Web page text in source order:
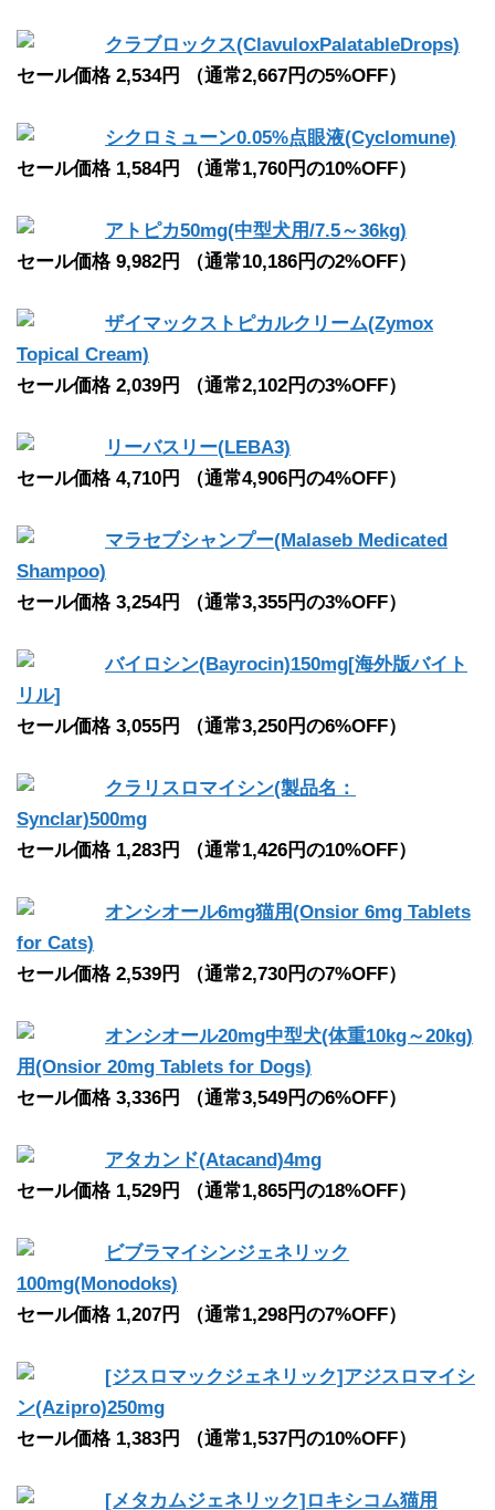
クラブロックス(ClavuloxPalatableDrops)
セール価格 2,534円 （通常2,667円の5%OFF）
シクロミューン0.05%点眼液(Cyclomune)
セール価格 1,584円 （通常1,760円の10%OFF）
アトピカ50mg(中型犬用/7.5～36kg)
セール価格 9,982円 （通常10,186円の2%OFF）
ザイマックストピカルクリーム(Zymox
Topical Cream)
セール価格 2,039円 （通常2,102円の3%OFF）
リーバスリー(LEBA3)
セール価格 4,710円 （通常4,906円の4%OFF）
マラセブシャンプー(Malaseb Medicated
Shampoo)
セール価格 3,254円 （通常3,355円の3%OFF）
バイロシン(Bayrocin)150mg[海外版バイト
リル]
セール価格 3,055円 （通常3,250円の6%OFF）
クラリスロマイシン(製品名：
Synclar)500mg
セール価格 1,283円 （通常1,426円の10%OFF）
オンシオール6mg猫用(Onsior 6mg Tablets
for Cats)
セール価格 2,539円 （通常2,730円の7%OFF）
オンシオール20mg中型犬(体重10kg～20kg)
用(Onsior 20mg Tablets for Dogs)
セール価格 3,336円 （通常3,549円の6%OFF）
アタカンド(Atacand)4mg
セール価格 1,529円 （通常1,865円の18%OFF）
ビブラマイシンジェネリック
100mg(Monodoks)
セール価格 1,207円 （通常1,298円の7%OFF）
[ジスロマックジェネリック]アジスロマイシ
ン(Azipro)250mg
セール価格 1,383円 （通常1,537円の10%OFF）
[メタカムジェネリック]ロキシコム猫用